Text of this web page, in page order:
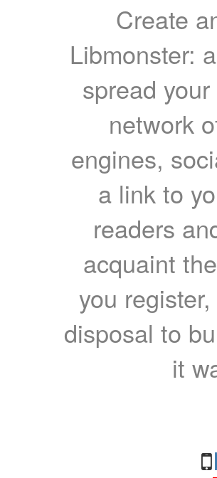
Create
Libmonster:
spread
network
engines,
a link to
readers
acquaint
you
disposal to
it